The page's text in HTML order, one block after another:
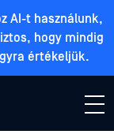
AI-t használunk,
hogy mindig
értékeljük.